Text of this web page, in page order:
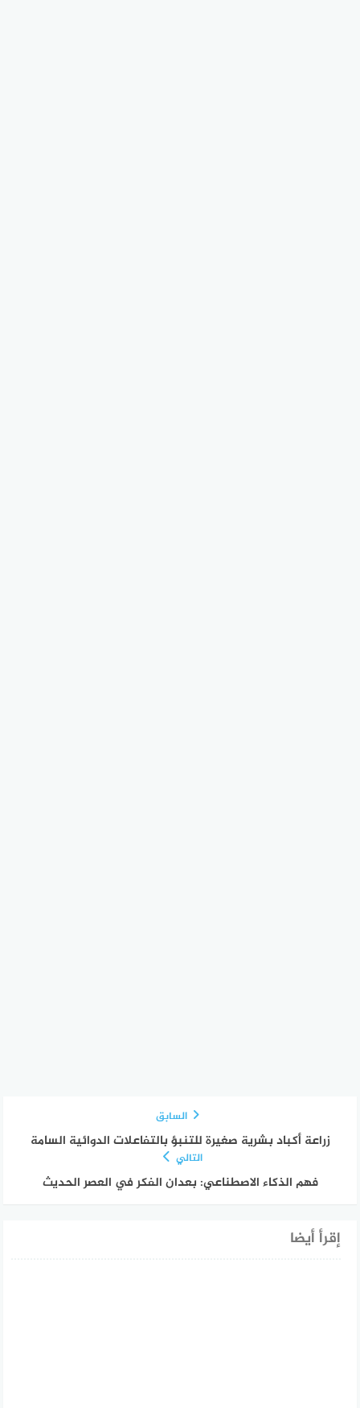
السابق
زراعة أكباد بشرية صغيرة للتنبؤ بالتفاعلات الدوائية السامة
التالي
فهم الذكاء الاصطناعي: بعدان الفكر في العصر الحديث
إقرأ أيضا